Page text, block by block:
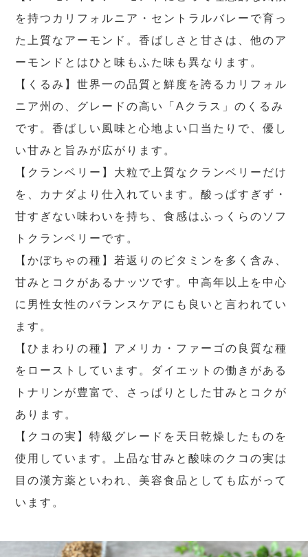
を持つカリフォルニア・セントラルバレーで育っ
た上質なアーモンド。香ばしさと甘さは、他のア
ーモンドとはひと味もふた味も異なります。
【くるみ】世界一の品質と鮮度を誇るカリフォル
ニア州の、グレードの高い「Aクラス」のくるみ
です。香ばしい風味と心地よい口当たりで、優し
い甘みと旨みが広がります。
【クランベリー】大粒で上質なクランベリーだけ
を、カナダより仕入れています。酸っぱすぎず・
甘すぎない味わいを持ち、食感はふっくらのソフ
トクランベリーです。
【かぼちゃの種】若返りのビタミンを多く含み、
甘みとコクがあるナッツです。中高年以上を中心
に男性女性のバランスケアにも良いと言われてい
ます。
【ひまわりの種】アメリカ・ファーゴの良質な種
をローストしています。ダイエットの働きがある
トナリンが豊富で、さっぱりとした甘みとコクが
あります。
【クコの実】特級グレードを天日乾燥したものを
使用しています。上品な甘みと酸味のクコの実は
目の漢方薬といわれ、美容食品としても広がって
います。